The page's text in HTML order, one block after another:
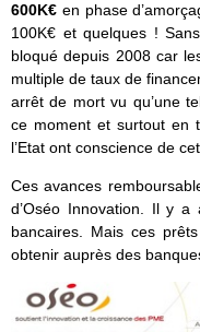
600K€ en phase
100K€ et quelques !
bloqué depuis 2008 car
multiple de taux de
arrêt de mort vu qu’une
ce moment et surtout en
l’Etat ont conscience de
Ces avances
d’Oséo Innovation. Il y
bancaires. Mais ces
obtenir auprès des